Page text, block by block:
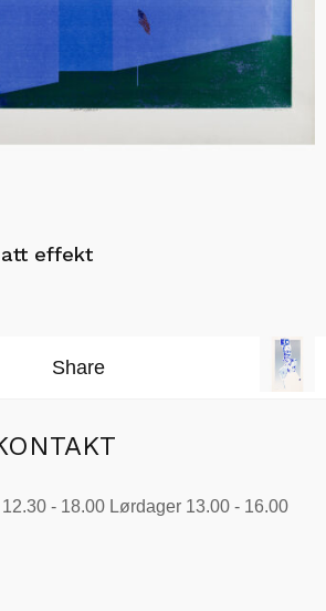
effekt
Share
- 18.00 Lørdager 13.00 - 16.00